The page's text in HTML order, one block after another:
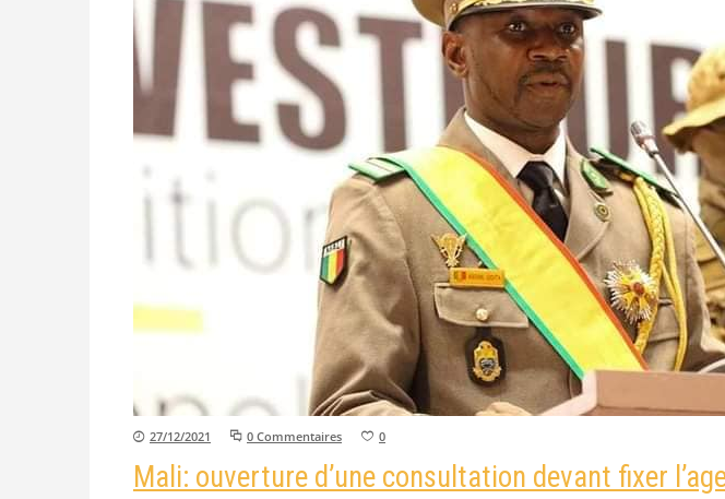
27/12/2021 0 Commentaires 0
Mali: ouverture d’une consultation devant fixer